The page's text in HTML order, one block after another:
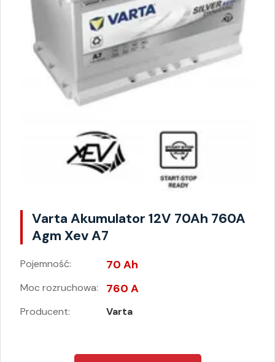
Varta Akumulator 12V 70Ah 760A
Agm Xev A7
Pojemność: 70 Ah
Moc rozruchowa: 760 A
Producent: Varta